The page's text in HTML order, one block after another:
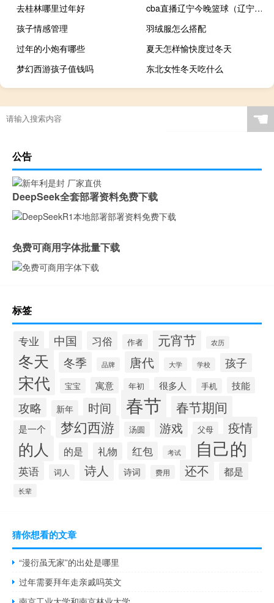
去桂林哪里过年好
cba直播辽宁今晚篮球（辽宁体育频道今晚直播）
孩子情感管理
羽绒服怎么搭配
过年的小炮有哪些
夏天怎样愉快度过冬天
梦幻西游孩子值钱吗
东北女性冬天吃什么
☚
公告
DeepSeek全套部署资料免费下载
免费可商用字体批量下载
标签
专业 中国 习俗 作者 元宵节 农历
冬天 冬季 品牌 唐代 大学 学校 孩子
宋代 宝宝 寓意 年初 很多人 手机 技能
攻略 新年 时间 春节 春节期间
是一个 梦幻西游 汤圆 游戏 父母 疫情
的人 的是 礼物 红包 考试 自己的
英语 词人 诗人 诗词 费用 还不 都是
长辈
猜你想看的文章
“漫衍虽无家”的出处是哪里
过年需要拜年走亲戚吗英文